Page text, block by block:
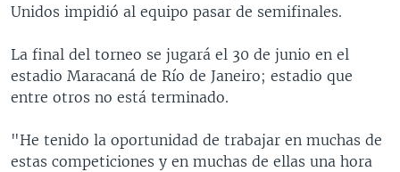
Unidos impidió al equipo pasar de semifinales.
La final del torneo se jugará el 30 de junio en el
estadio Maracaná de Río de Janeiro; estadio que
entre otros no está terminado.
"He tenido la oportunidad de trabajar en muchas de
estas competiciones y en muchas de ellas una hora